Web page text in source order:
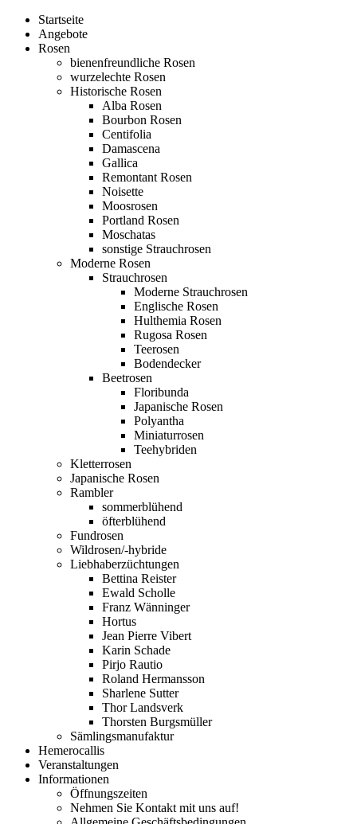
Startseite
Angebote
Rosen
bienenfreundliche Rosen
wurzelechte Rosen
Historische Rosen
Alba Rosen
Bourbon Rosen
Centifolia
Damascena
Gallica
Remontant Rosen
Noisette
Moosrosen
Portland Rosen
Moschatas
sonstige Strauchrosen
Moderne Rosen
Strauchrosen
Moderne Strauchrosen
Englische Rosen
Hulthemia Rosen
Rugosa Rosen
Teerosen
Bodendecker
Beetrosen
Floribunda
Japanische Rosen
Polyantha
Miniaturrosen
Teehybriden
Kletterrosen
Japanische Rosen
Rambler
sommerblühend
öfterblühend
Fundrosen
Wildrosen/-hybride
Liebhaberzüchtungen
Bettina Reister
Ewald Scholle
Franz Wänninger
Hortus
Jean Pierre Vibert
Karin Schade
Pirjo Rautio
Roland Hermansson
Sharlene Sutter
Thor Landsverk
Thorsten Burgsmüller
Sämlingsmanufaktur
Hemerocallis
Veranstaltungen
Informationen
Öffnungszeiten
Nehmen Sie Kontakt mit uns auf!